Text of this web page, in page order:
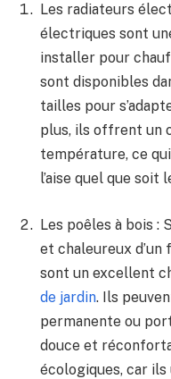
Les ⁣radiateurs
⁢électriques sont
installer pour‍
sont disponibles
tailles pour
plus, ils ​offrent⁤ un
température, ce
⁤l’aise quel que​ soit
Les poêles à ⁢bois :
et chaleureux ​d’un
sont‌ un excellent
de jardin. Ils
permanente ou
douce et
écologiques, car